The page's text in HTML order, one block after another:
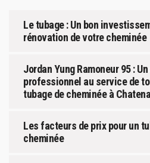
Le tubage : Un bon
rénovation de votre cheminée
Jordan Yung Ramoneur 95 :
professionnel au service de
tubage de cheminée à
Les facteurs de prix pour un
cheminée